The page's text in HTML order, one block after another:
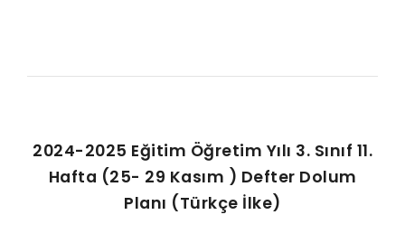
2024-2025 Eğitim Öğretim Yılı 3. Sınıf 11.
Hafta (25- 29 Kasım ) Defter Dolum
Planı (Türkçe İlke)